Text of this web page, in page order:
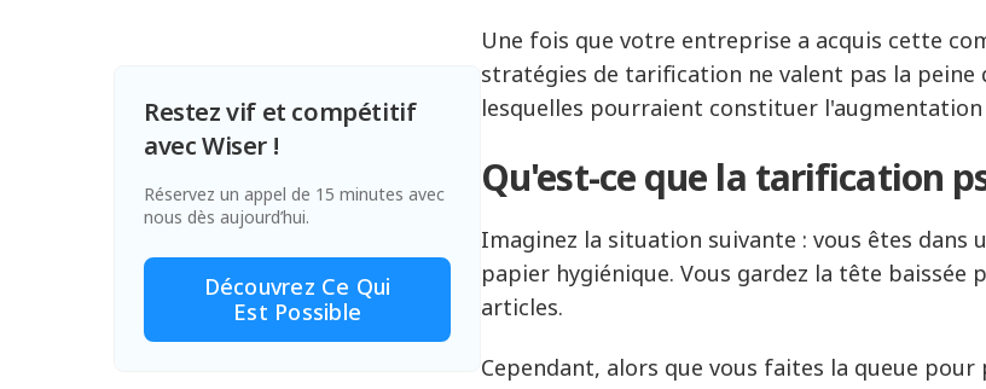
Restez vif et compétitif
avec Wiser !
Réservez un appel de 15 minutes avec
nous dès aujourd’hui.
Découvrez Ce Qui
Est Possible
Une fois que votre entreprise a acquis cette
stratégies de tarification ne valent pas la
lesquelles pourraient constituer l'augmentation
Qu'est-ce que la tarification
Imaginez la situation suivante : vous êtes dans
papier hygiénique. Vous gardez la tête
articles.
Cependant, alors que vous faites la queue pour